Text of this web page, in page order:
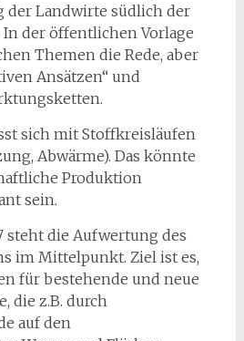
der Landwirte südlich der
In der öffentlichen Vorlage
Themen die Rede, aber
Ansätzen“ und
sich mit Stoffkreisläufen
Abwärme). Das könnte
Produktion
sein.
steht die Aufwertung des
im Mittelpunkt. Ziel ist es,
für bestehende und neue
die z.B. durch
auf den